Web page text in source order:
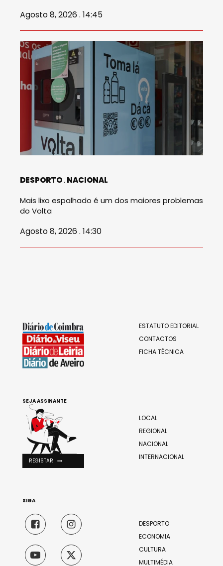
Agosto 8, 2026 . 14:45
DESPORTO NACIONAL
Mais lixo espalhado é um dos maiores problemas
do Volta
Agosto 8, 2026 . 14:30
ESTATUTO EDITORIAL
CONTACTOS
FICHA TÉCNICA
LOCAL
REGIONAL
NACIONAL
INTERNACIONAL
DESPORTO
ECONOMIA
CULTURA
MULTIMÉDIA
SEJA ASSINANTE
REGISTAR
SIGA